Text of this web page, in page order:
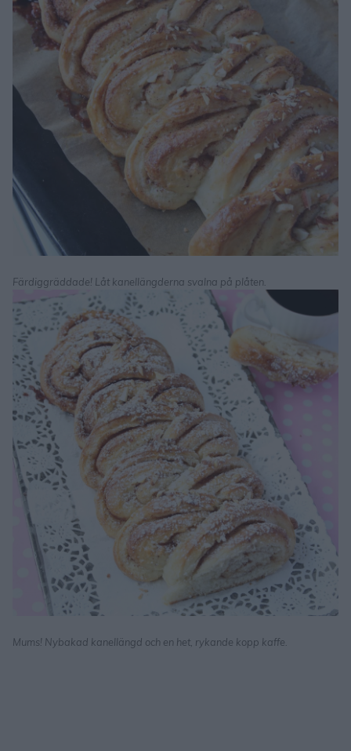
Färdiggräddade! Låt kanellängderna svalna på plåten.
Mums! Nybakad kanellängd och en het, rykande kopp kaffe.